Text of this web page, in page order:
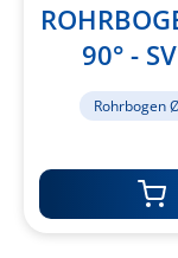
90° -
Rohrbogen